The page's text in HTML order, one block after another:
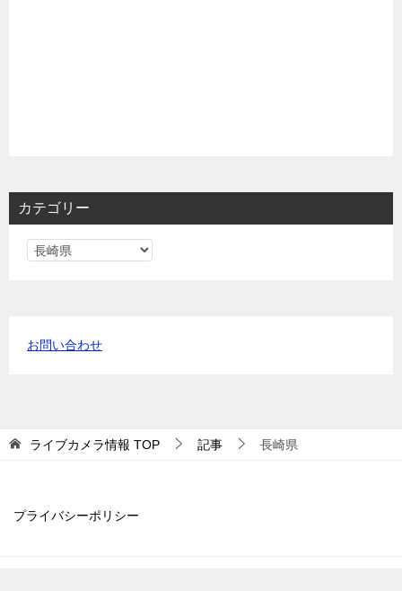
カテゴリー
カ
ー
お問い合わせ
ライブカメラ情報 TOP 記事 長崎県
プライバシーポリシー